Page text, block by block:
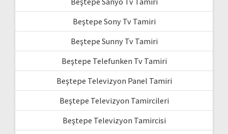
Beştepe Sony Tv Tamiri
Beştepe Sunny Tv Tamiri
Beştepe Telefunken Tv Tamiri
Beştepe Televizyon Panel Tamiri
Beştepe Televizyon Tamircileri
Beştepe Televizyon Tamircisi